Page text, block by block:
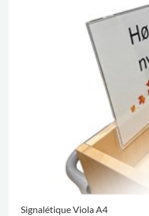
Signalétique Viola A4